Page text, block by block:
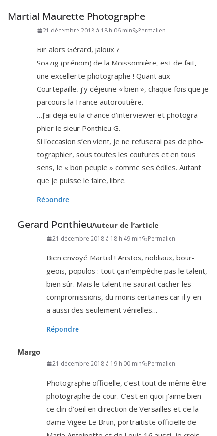
Martial Maurette Photographe
21 décembre 2018 à 18 h 06 min Permalien
Bin alors Gérard, jaloux ?
Soazig (pré­nom) de la Moissonnière, est de fait,
une excel­lente pho­to­graphe ! Quant aux
Courtepaille, j’y déjeune « bien », chaque fois que je
par­cours la France autoroutière.
…J’ai déjà eu la chance d’in­ter­vie­wer et pho­to­gra­
phier le sieur Ponthieu G.
Si l’oc­ca­sion s’en vient, je ne refu­se­rai pas de pho­
to­gra­phier, sous toutes les cou­tures et en tous
sens, le « bon peuple » comme ses édiles. Autant
que je puisse le faire, libre.
Répondre
Gerard PonthieuAuteur de l’article
21 décembre 2018 à 18 h 49 min Permalien
Bien envoyé Martial ! Aristos, nobliaux, bour­
geois, popu­los : tout ça n’empêche pas le talent,
bien sûr. Mais le talent ne sau­rait cacher les
com­pro­mis­sions, du moins cer­taines car il y en
a aus­si des seule­ment vénielles…
Répondre
Margo
21 décembre 2018 à 19 h 00 min Permalien
Photographe offi­cielle, c’est tout de même être
pho­to­graphe de cour. C’est en quoi j’aime bien
ce clin d’oeil en direc­tion de Versailles et de la
dame Vigée Le Brun, por­trai­tiste offi­cielle de